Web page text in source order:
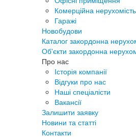
Комерційна нерухомість
Гаражі
Новобудови
Каталог закордонна
Об'єкти закордонна
Про нас
Історія компанії
Відгуки про нас
Наші спеціалісти
Вакансії
Залишити заявку
Новини та статті
Контакти